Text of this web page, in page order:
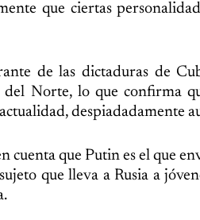
que ciertas
de las dictaduras de
Norte, lo que confirma
despiadadamente
cuenta que Putin es el que
que lleva a Rusia a